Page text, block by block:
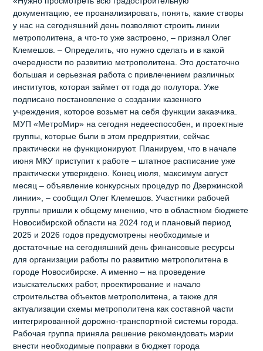
документацию, ее проанализировать, понять, какие створы
у нас на сегодняшний день позволяют строить линии
метрополитена, а что-то уже застроено, – признал Олег
Клемешов. – Определить, что нужно сделать и в какой
очередности по развитию метрополитена. Это достаточно
большая и серьезная работа с привлечением различных
институтов, которая займет от года до полутора. Уже
подписано постановление о создании казенного
учреждения, которое возьмет на себя функции заказчика.
МУП «МетроМир» на сегодня недееспособен, и проектные
группы, которые были в этом предприятии, сейчас
практически не функционируют. Планируем, что в начале
июня МКУ приступит к работе – штатное расписание уже
практически утверждено. Конец июля, максимум август
месяц – объявление конкурсных процедур по Дзержинской
линии», – сообщил Олег Клемешов. Участники рабочей
группы пришли к общему мнению, что в областном бюджете
Новосибирской области на 2024 год и плановый период
2025 и 2026 годов предусмотрены необходимые и
достаточные на сегодняшний день финансовые ресурсы
для организации работы по развитию метрополитена в
городе Новосибирске. А именно – на проведение
изыскательских работ, проектирование и начало
строительства объектов метрополитена, а также для
актуализации схемы метрополитена как составной части
интегрированной дорожно-транспортной системы города.
Рабочая группа приняла решение рекомендовать мэрии
внести необходимые поправки в бюджет города